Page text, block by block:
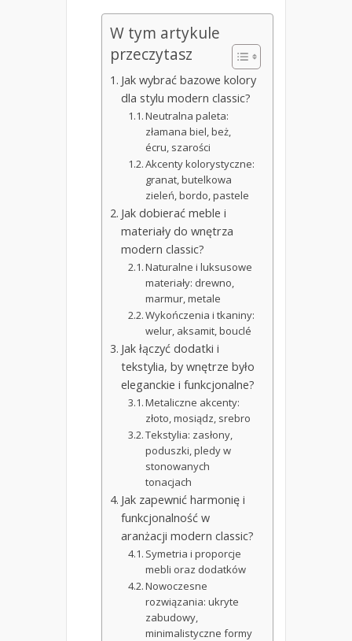
W tym artykule
przeczytasz
Jak wybrać bazowe kolory
dla stylu modern classic?
Neutralna paleta:
złamana biel, beż,
écru, szarości
Akcenty kolorystyczne:
granat, butelkowa
zieleń, bordo, pastele
Jak dobierać meble i
materiały do wnętrza
modern classic?
Naturalne i luksusowe
materiały: drewno,
marmur, metale
Wykończenia i tkaniny:
welur, aksamit, bouclé
Jak łączyć dodatki i
tekstylia, by wnętrze było
eleganckie i funkcjonalne?
Metaliczne akcenty:
złoto, mosiądz, srebro
Tekstylia: zasłony,
poduszki, pledy w
stonowanych
tonacjach
Jak zapewnić harmonię i
funkcjonalność w
aranżacji modern classic?
Symetria i proporcje
mebli oraz dodatków
Nowoczesne
rozwiązania: ukryte
zabudowy,
minimalistyczne formy